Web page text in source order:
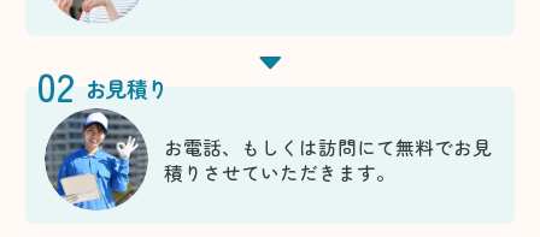
02 お見積り
お電話、もしくは訪問にて無料でお見
積りさせていただきます。